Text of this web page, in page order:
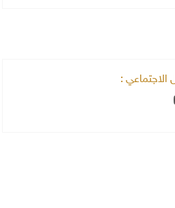
الاجتماعي :